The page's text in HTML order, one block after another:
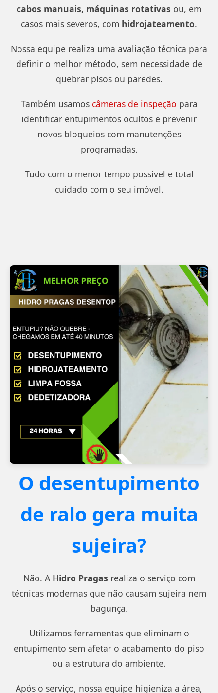
cabos manuais, máquinas rotativas ou, em
casos mais severos, com hidrojateamento.
Nossa equipe realiza uma avaliação técnica para
definir o melhor método, sem necessidade de
quebrar pisos ou paredes.
Também usamos câmeras de inspeção para
identificar entupimentos ocultos e prevenir
novos bloqueios com manutenções
programadas.
Tudo com o menor tempo possível e total
cuidado com o seu imóvel.
O desentupimento
de ralo gera muita
sujeira?
Não. A Hidro Pragas realiza o serviço com
técnicas modernas que não causam sujeira nem
bagunça.
Utilizamos ferramentas que eliminam o
entupimento sem afetar o acabamento do piso
ou a estrutura do ambiente.
Após o serviço, nossa equipe higieniza a área,